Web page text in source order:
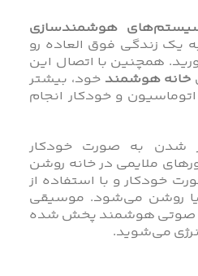
هوشمندسازی
یک زندگی فوق العاده رو
همچنین با اتصال این
خانه هوشمند خود، بیشتر
و خودکار انجام
شدن به صورت خودکار
ملایمی در خانه روشن
خودکار و با استفاده از
روشن می‌شود. موسیقی
صوتی هوشمند پخش شده
می‌شوید.